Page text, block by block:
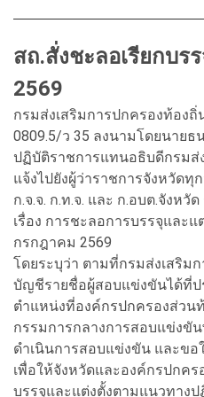
สถ.สั่งชะลอเรียกบร
2569
กรมส่งเสริมการปกครองท้อง
0809.5/ว 35 ลงนามโดยนาย
ปฏิบัติราชการแทนอธิบดีกรมส่
แจ้งไปยังผู้ว่าราชการจังหวัดทุ
ก.จ.จ. ก.ท.จ. และ ก.อบต.จังหวั
เรื่อง การชะลอการบรรจุและ
กรกฎาคม 2569
โดยระบุว่า ตามที่กรมส่งเสริม
บัญชีรายชื่อผู้สอบแข่งขันได้ที่ป
ตำแหน่งที่องค์กรปกครองส่วน
กรรมการกลางการสอบแข่งขั
ดำเนินการสอบแข่งขัน และข
เพื่อให้จังหวัดและองค์กรปกค
บรรจุและแต่งตั้งตามแนวทาง